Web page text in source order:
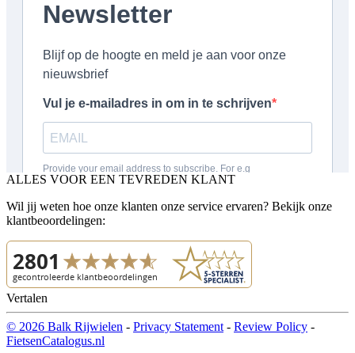
ALLES VOOR EEN TEVREDEN KLANT
Wil jij weten hoe onze klanten onze service ervaren? Bekijk onze
klantbeoordelingen:
Vertalen
© 2026 Balk Rijwielen - Privacy Statement - Review Policy -
FietsenCatalogus.nl